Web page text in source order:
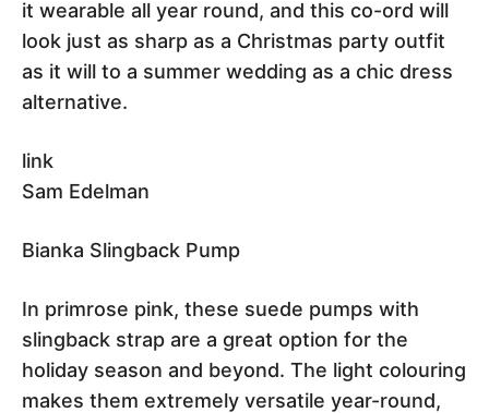
it wearable all year round, and this co-ord will
look just as sharp as a Christmas party outfit
as it will to a summer wedding as a chic dress
alternative.
link
Sam Edelman
Bianka Slingback Pump
In primrose pink, these suede pumps with
slingback strap are a great option for the
holiday season and beyond. The light colouring
makes them extremely versatile year-round,